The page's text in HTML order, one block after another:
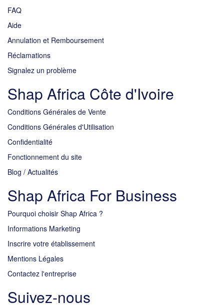
FAQ
Aide
Annulation et Remboursement
Réclamations
Signalez un problème
Shap Africa Côte d'Ivoire
Conditions Générales de Vente
Conditions Générales d'Utilisation
Confidentialité
Fonctionnement du site
Blog / Actualités
Shap Africa For Business
Pourquoi choisir Shap Africa ?
Informations Marketing
Inscrire votre établissement
Mentions Légales
Contactez l'entreprise
Suivez-nous